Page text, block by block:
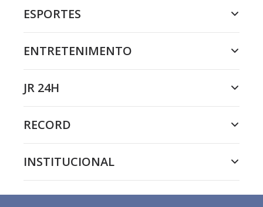
ESPORTES
ENTRETENIMENTO
JR 24H
RECORD
INSTITUCIONAL